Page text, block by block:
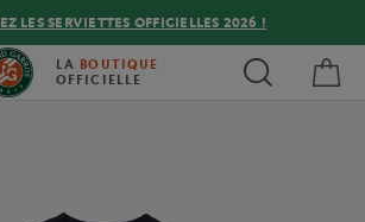
LES SERVIETTES OFFICIELLES 2026 !
LA BOUTIQUE
OFFICIELLE